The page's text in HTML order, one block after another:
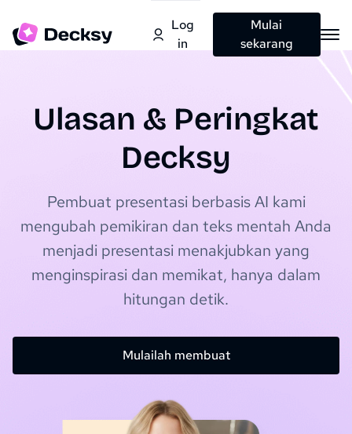
Log
in
Mulai
sekarang
Ulasan & Peringkat
Decksy
Pembuat presentasi berbasis AI kami
mengubah pemikiran dan teks mentah Anda
menjadi presentasi menakjubkan yang
menginspirasi dan memikat, hanya dalam
hitungan detik.
Mulailah membuat